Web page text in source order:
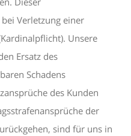
Verletzung einer
Unsere
Ersatz des
Schadens
des Kunden
der
sind für uns in